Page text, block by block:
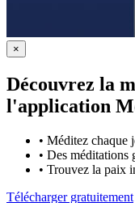
×
Découvrez la
l'application
• Méditez chaque
• Des méditations
• Trouvez la paix
Télécharger gratuitement